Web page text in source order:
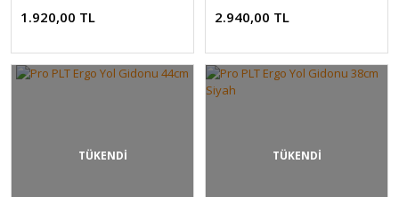
1.920,00 TL 2.940,00 TL
TÜKENDİ TÜKENDİ